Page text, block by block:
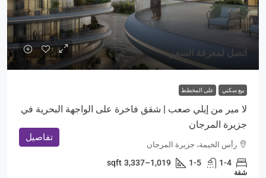
اتصل لمعرفة السعر
بيع سكني على المخطط
لا مير من إيلي صعب | شقق فاخرة على الواجهة البحرية في
جزيرة المرجان
رأس الخيمة، جزيرة المرجان
1-4
1-5
1,019–3,337
sqft
شقة
تفاصيل